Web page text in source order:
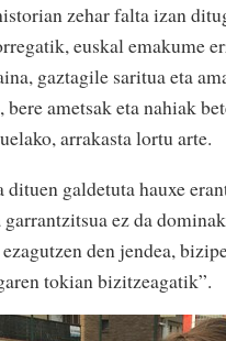
zehar falta izan
euskal emakume
gaztagile saritua eta
ametsak eta nahiak
arrakasta lortu arte.
galdetuta hauxe
ez da
den jendea,
tokian bizitzeagatik”.